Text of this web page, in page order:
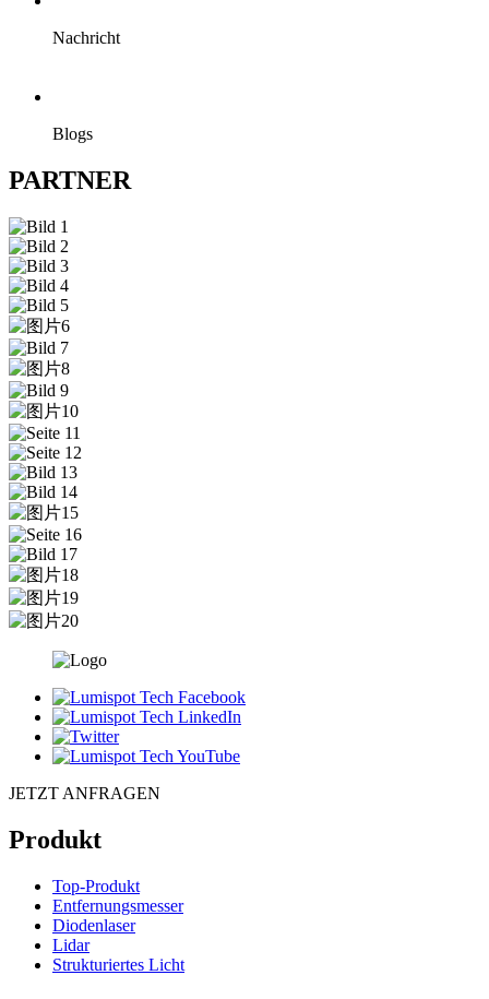
Nachricht
Blogs
PARTNER
JETZT ANFRAGEN
Produkt
Top-Produkt
Entfernungsmesser
Diodenlaser
Lidar
Strukturiertes Licht